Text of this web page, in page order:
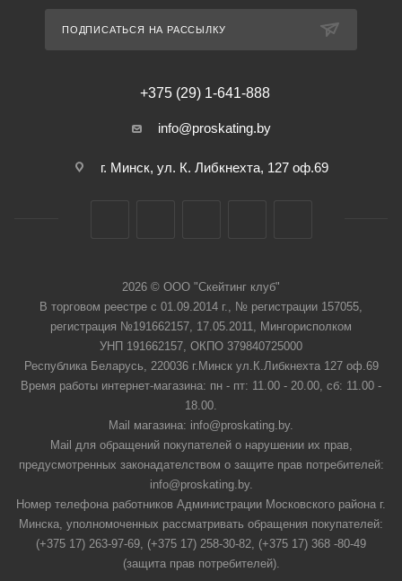
ПОДПИСАТЬСЯ НА РАССЫЛКУ
+375 (29) 1-641-888
info@proskating.by
г. Минск, ул. К. Либкнехта, 127 оф.69
2026 © ООО "Скейтинг клуб"
В торговом реестре с 01.09.2014 г., № регистрации 157055,
регистрация №191662157, 17.05.2011, Мингорисполком
УНП 191662157, ОКПО 379840725000
Республика Беларусь, 220036 г.Минск ул.К.Либкнехта 127 оф.69
Время работы интернет-магазина: пн - пт: 11.00 - 20.00, сб: 11.00 -
18.00.
Mail магазина: info@proskating.by.
Mail для обращений покупателей о нарушении их прав,
предусмотренных законадателством о защите прав потребителей:
info@proskating.by.
Номер телефона работников Администрации Московского района г.
Минска, уполномоченных рассматривать обращения покупателей:
(+375 17) 263-97-69, (+375 17) 258-30-82, (+375 17) 368 -80-49
(защита прав потребителей).